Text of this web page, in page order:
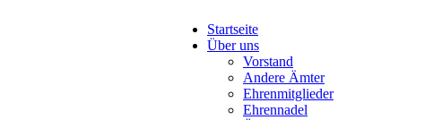
Startseite
Über uns
Vorstand
Andere Ämter
Ehrenmitglieder
Ehrennadel